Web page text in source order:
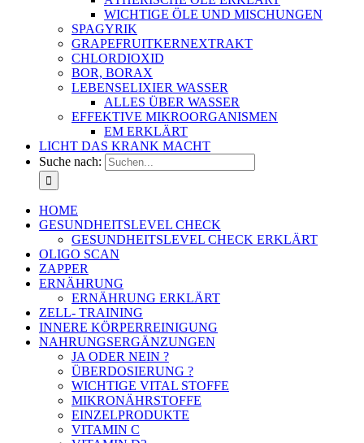
WICHTIGE ÖLE UND MISCHUNGEN
SPAGYRIK
GRAPEFRUITKERNEXTRAKT
CHLORDIOXID
BOR, BORAX
LEBENSELIXIER WASSER
ALLES ÜBER WASSER
EFFEKTIVE MIKROORGANISMEN
EM ERKLÄRT
LICHT DAS KRANK MACHT
Suche nach:
HOME
GESUNDHEITSLEVEL CHECK
GESUNDHEITSLEVEL CHECK ERKLÄRT
OLIGO SCAN
ZAPPER
ERNÄHRUNG
ERNÄHRUNG ERKLÄRT
ZELL- TRAINING
INNERE KÖRPERREINIGUNG
NAHRUNGSERGÄNZUNGEN
JA ODER NEIN ?
ÜBERDOSIERUNG ?
WICHTIGE VITAL STOFFE
MIKRONÄHRSTOFFE
EINZELPRODUKTE
VITAMIN C